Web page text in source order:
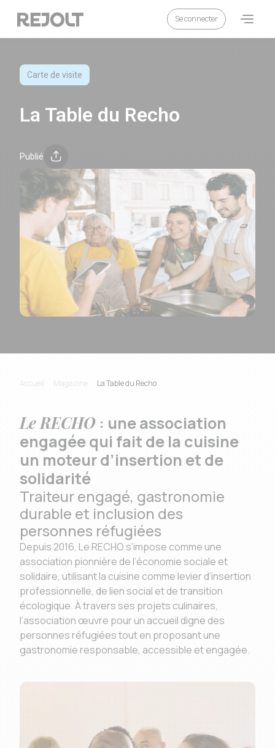
Se connecter
La Table du Recho
Catégorie :
Carte de visite
La Table du Recho
Publié
Accueil Magazine La Table du Recho
Le RECHO : une association
engagée qui fait de la cuisine
un moteur d’insertion et de
solidarité
Traiteur engagé, gastronomie
durable et inclusion des
personnes réfugiées
Depuis 2016, Le RECHO s’impose comme une
association pionnière de l’économie sociale et
solidaire, utilisant la cuisine comme levier d’insertion
professionnelle, de lien social et de transition
écologique. À travers ses projets culinaires,
l’association œuvre pour un accueil digne des
personnes réfugiées tout en proposant une
gastronomie responsable, accessible et engagée.